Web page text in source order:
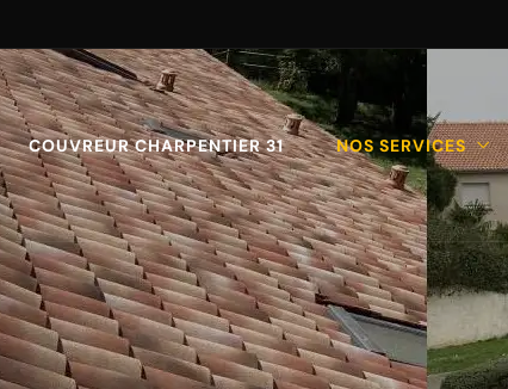
COUVREUR CHARPENTIER 31 NOS SERVICES